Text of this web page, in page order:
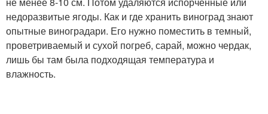
недоразвитые ягоды. Как и где хранить виноград знают
опытные виноградари. Его нужно поместить в темный,
проветриваемый и сухой погреб, сарай, можно чердак,
лишь бы там была подходящая температура и
влажность.